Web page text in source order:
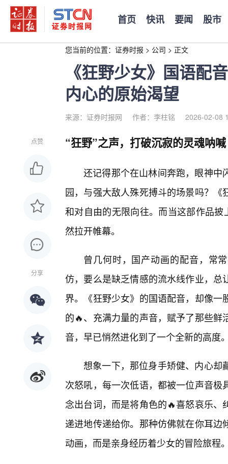
首页 快讯 要闻 股市
您当前的位置： 证券时报 > 公司 > 正文
《狂野少女》国语配
内心的原始渴望
来源：证券时报网 作者：李柱铭 2026-02-08
点赞
分享
“狂野”之声，打破沉寂的灵魂呐喊
还记得那个在山林间奔跑，眼神中
园，与强大敌人殊死搏斗的场景吗？
和对自由的无限向往。而当这部作品
然拉开帷幕。
曾几何时，国产动画的配音，常
仿，要么是缺乏情感的流水线作业，
界。《狂野少女》的国语配音，却像
的🔥、充满力量的声音，赋予了那些
音，早已悄然进化到了一个全新的高度
想象一下，那位身手矫健、内心却
次怒吼，每一次低语，都被一位声音
念出台词，而是将角色的🔥喜怒哀乐
递进地传递给你。那种仿佛就在你耳
动画，而是亲身经历着少女的冒险旅程